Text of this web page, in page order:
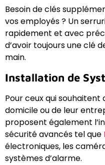
Besoin de clés
vos employés ? Un
rapidement et avec
d’avoir toujours une clé
main.
Installation de
Pour ceux qui
domicile ou de leur
proposent également
sécurité avancés tel que
électroniques, les
systèmes d’alarme.